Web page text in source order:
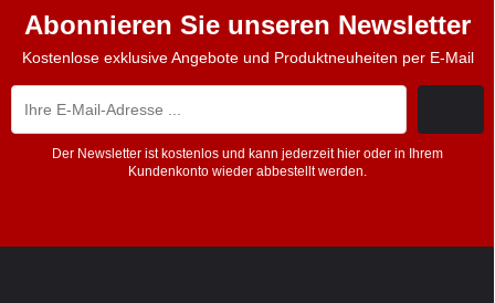
Abonnieren Sie unseren Newsletter
Kostenlose exklusive Angebote und Produktneuheiten per E-Mail
Der Newsletter ist kostenlos und kann jederzeit hier oder in Ihrem
Kundenkonto wieder abbestellt werden.